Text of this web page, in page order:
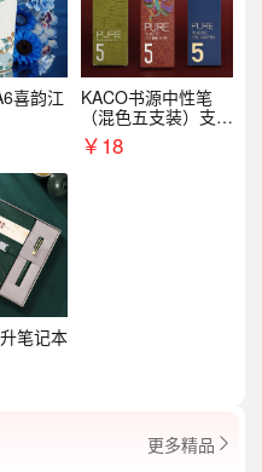
喜韵江
KACO书源中性笔
（混色五支装）支持
logo定制
￥18
笔记本
更多精品 